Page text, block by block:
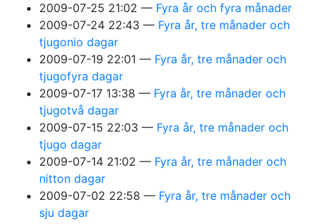
2009-07-25 21:02
Fyra år och fyra månader
2009-07-24 22:43
Fyra år, tre månader och
tjugonio dagar
2009-07-19 22:01
Fyra år, tre månader och
tjugofyra dagar
2009-07-17 13:38
Fyra år, tre månader och
tjugotvå dagar
2009-07-15 22:03
Fyra år, tre månader och
tjugo dagar
2009-07-14 21:02
Fyra år, tre månader och
nitton dagar
2009-07-02 22:58
Fyra år, tre månader och
sju dagar